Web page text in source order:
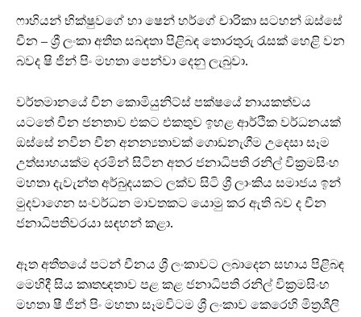
ෆාහියන් භික්ෂුවගේ හා ෂෙන් හර්ගේ චාරිකා සටහන් ඔස්සේ
චීන – ශ්‍රී ලංකා අතීත සබඳතා පිළිබඳ තොරතුරු රැසක් හෙළි වන
බවද ෂි ජින් පිං මහතා පෙන්වා දෙනු ලැබුවා.
වර්තමානයේ චීන කොමියුනිට්ස් පක්ෂයේ නායකත්වය
යටතේ චීන ජනතාව එකට එකතුව ඉහළ ආර්ථික වර්ධනයක්
ඔස්සේ නවීන චීන අනන්‍යතාවක් ගොඩනැගීම උදෙසා සෑම
උත්සාහයක්ම දරමින් සිටින අතර ජනාධිපති රනිල් වික්‍රමසිංහ
මහතා දැවැන්ත අර්බුදයකට ලක්ව සිටි ශ්‍රී ලාංකිය සමාජය ඉන්
මුදවාගෙන සංවර්ධන මාවතකට යොමු කර ඇති බව ද චීන
ජනාධිපතිවරයා සඳහන් කළා.
ඈත අතීතයේ පටන් චීනය ශ්‍රී ලංකාවට ලබාදෙන සහාය පිළිබඳ
මෙහිදී සිය කෘතඥතාව පළ කළ ජනාධිපති රනිල් වික්‍රමසිංහ
මහතා ෂී ජින් පිං මහතා සෑමවිටම ශ්‍රී ලංකාව කෙරෙහි මිත්‍රශීලි